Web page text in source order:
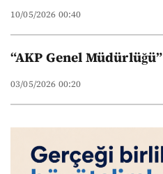
10/05/2026 00:40
“AKP Genel Müdürlüğü”
03/05/2026 00:20